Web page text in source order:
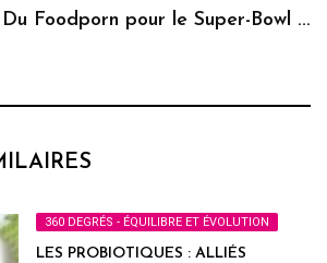
Foodporn pour le Super-Bowl ...
360 DEGRÉS - ÉQUILIBRE ET ÉVOLUTION
LES PROBIOTIQUES : ALLIÉS